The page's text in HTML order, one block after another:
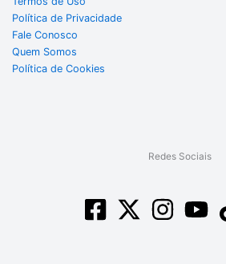
Política de Privacidade
Fale Conosco
Quem Somos
Política de Cookies
Redes Sociais